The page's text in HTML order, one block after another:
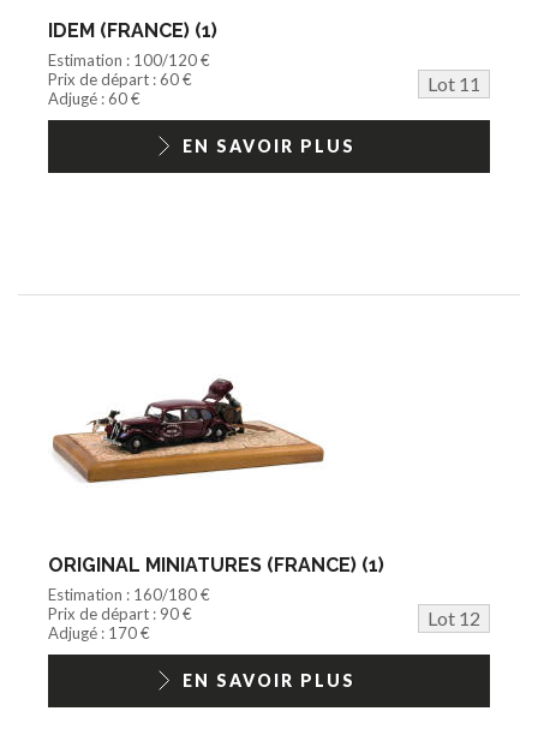
IDEM (FRANCE) (1)
Estimation : 100/120 €
Prix de départ : 60 €
Lot 11
Adjugé : 60 €
EN SAVOIR PLUS
ORIGINAL MINIATURES (FRANCE) (1)
Estimation : 160/180 €
Prix de départ : 90 €
Lot 12
Adjugé : 170 €
EN SAVOIR PLUS